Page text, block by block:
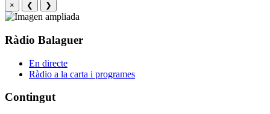
× ❮ ❯
Ràdio Balaguer
En directe
Ràdio a la carta i programes
Contingut